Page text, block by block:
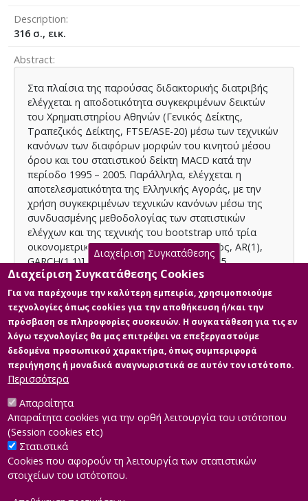
Description
316 σ., εικ.
Abstract
Στα πλαίσια της παρούσας διδακτορικής διατριβής
ελέγχεται η αποδοτικότητα συγκεκριμένων δεικτών
του Χρηματιστηρίου Αθηνών (Γενικός Δείκτης,
Τραπεζικός Δείκτης, FTSE/ASE-20) μέσω των τεχνικών
κανόνων των διαφόρων μορφών του κινητού μέσου
όρου και του στατιστικού δείκτη MACD κατά την
περίοδο 1995 – 2005. Παράλληλα, ελέγχεται η
αποτελεσματικότητα της Ελληνικής Αγοράς, με την
χρήση συγκεκριμένων τεχνικών κανόνων μέσω της
συνδυασμένης μεθοδολογίας των στατιστικών
ελέγχων και της τεχνικής του bootstrap υπό τρία
οικονομετρικά μοντέλα [τυχαίος περίπατος, AR(1),
GARCH(1,1)] κατά την περίοδο 1995 – 2005.
Publisher
Hellenic Open University
Licence
Items in Apothesis are protected by copyright, with all
rights reserved, unless otherwise indicated.
Διαχείριση Συγκατάθεσης
Διαχείριση Συγκατάθεσης Cookies
Για να παρέχουμε την καλύτερη εμπειρία, χρησιμοποιούμε
τεχνολογίες όπως cookies για την αποθήκευση ή/και την
πρόσβαση σε πληροφορίες συσκευών. Η συγκατάθεση για τις εν
λόγω τεχνολογίες θα μας επιτρέψει να επεξεργαστούμε
δεδομένα προσωπικού χαρακτήρα, όπως συμπεριφορά
περιήγησης ή μοναδικά αναγνωριστικά σε αυτόν τον ιστότοπο.
Περισσότερα
Απαραίτητα
Απαραίτητα cookies για την ορθή λειτουργία του ιστότοπου
(Session cookies etc)
Στατιστικά
Cookies που αφορούν τη λειτουργία των στατιστικών
στοιχείων του ιστότοπου.